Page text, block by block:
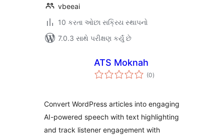
vbeeai
10 કરતા ઓછા સક્રિય સ્થાપનો
7.0.3 સાથે પરીક્ષણ કર્યું છે
ATS Moknah
(0કુલ
રેટિંગ્સ
)
Convert WordPress articles into engaging
AI-powered speech with text highlighting
and track listener engagement with